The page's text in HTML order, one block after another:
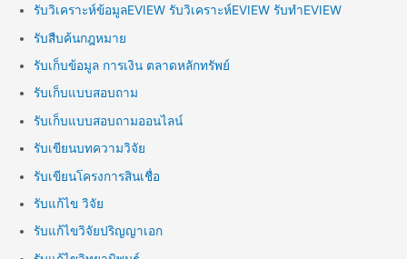
รับวิเคราะห์ข้อมูลEVIEW รับวิเคราะห์EVIEW รับทำEVIEW
รับสืบค้นกฎหมาย
รับเก็บข้อมูล การเงิน ตลาดหลักทรัพย์
รับเก็บแบบสอบถาม
รับเก็บแบบสอบถามออนไลน์
รับเขียนบทความวิจัย
รับเขียนโครงการสินเชื่อ
รับแก้ไข วิจัย
รับแก้ไขวิจัยปริญญาเอก